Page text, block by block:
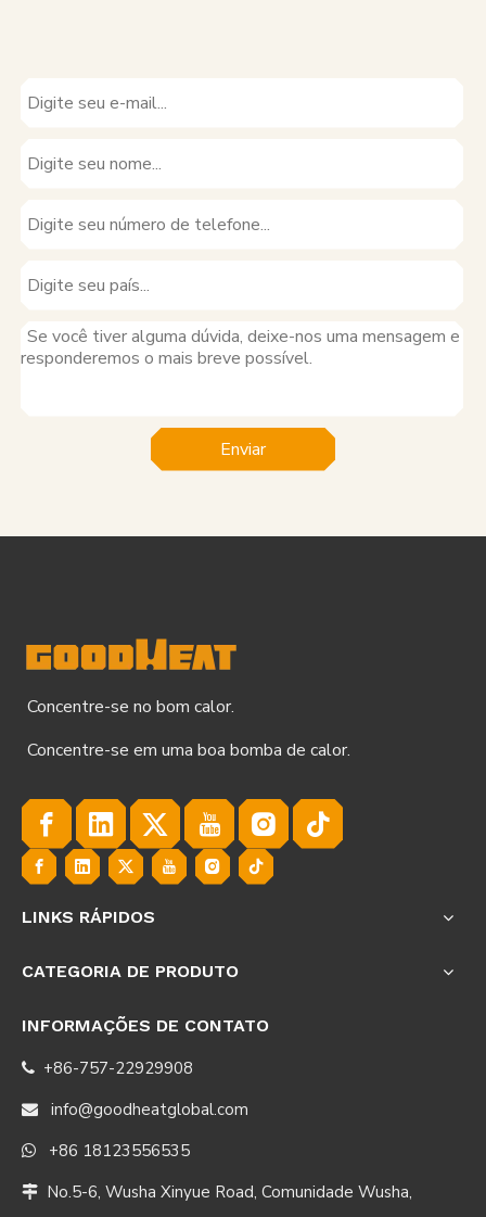
Enviar
Concentre-se no bom calor.
Concentre-se em uma boa bomba de calor.
LINKS RÁPIDOS
CATEGORIA DE PRODUTO
INFORMAÇÕES DE CONTATO
 +86-757-22929908
 info@goodheatglobal.com
 +86 18123556535
 No.5-6, Wusha Xinyue Road, Comunidade Wusha,